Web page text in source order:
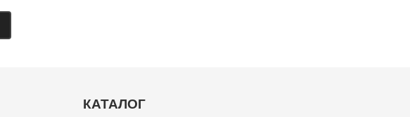
КАТАЛОГ